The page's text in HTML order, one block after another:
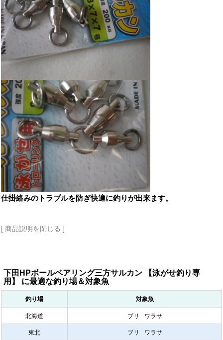
仕掛絡みのトラブルを防ぎ快適に釣りが出来ます。
[ 商品説明を閉じる ]
下田HPボールベアリング三方サルカン 【泳がせ釣り専
用】 に最適な釣り場＆対象魚
釣り場 対象魚
北海道 ブリ
ワラサ
東北
ブリ
ワラサ